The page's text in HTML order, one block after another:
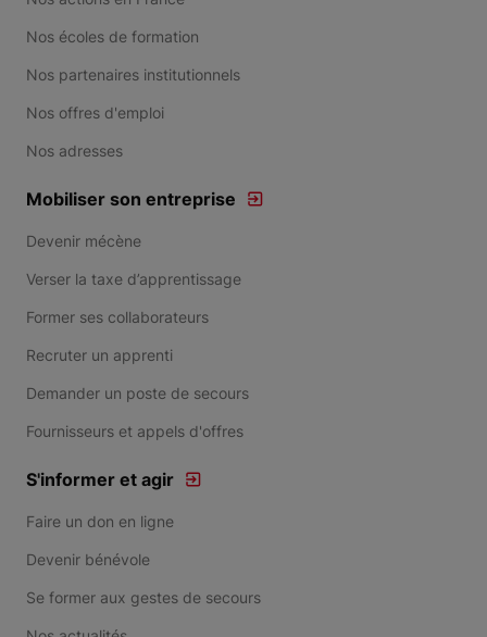
Nos écoles de formation
Nos partenaires institutionnels
Nos offres d'emploi
Nos adresses
Mobiliser son entreprise
Devenir mécène
Verser la taxe d’apprentissage
Former ses collaborateurs
Recruter un apprenti
Demander un poste de secours
Fournisseurs et appels d'offres
S'informer et agir
Faire un don en ligne
Devenir bénévole
Se former aux gestes de secours